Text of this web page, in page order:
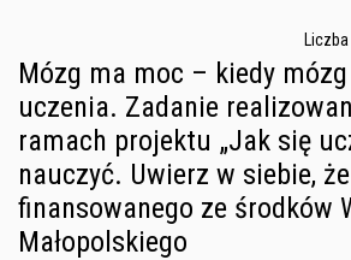
Mózg ma moc – kiedy
uczenia. Zadanie
ramach projektu „Jak się
nauczyć. Uwierz w siebie,
finansowanego ze środków
Małopolskiego